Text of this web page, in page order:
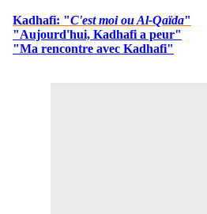
Kadhafi: "C'est moi ou Al-Qaïda"
"Aujourd'hui, Kadhafi a peur"
"Ma rencontre avec Kadhafi"